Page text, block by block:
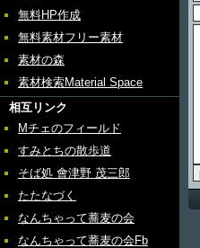
無料HP作成
無料素材フリー素材
素材の森
素材検索Material Space
相互リンク
Mチェのフィールド
すみとちの散歩道
そば処 會津野 茂三郎
たたなづく
なんちゃって蕎麦の会
なんちゃって蕎麦の会Fb